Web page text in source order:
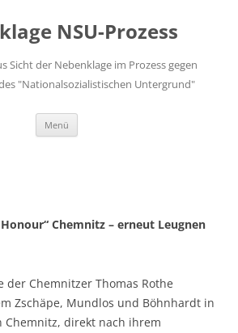
NSU-Prozess
Sicht der Nebenklage im Prozess gegen
"Nationalsozialistischen Untergrund"
Menü
Chemnitz – erneut Leugnen
der Chemnitzer Thomas Rothe
Zschäpe, Mundlos und Böhnhardt in
Chemnitz, direkt nach ihrem